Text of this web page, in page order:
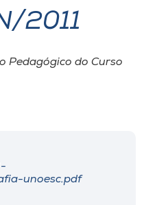
2011
Pedagógico do Curso
unoesc.pdf